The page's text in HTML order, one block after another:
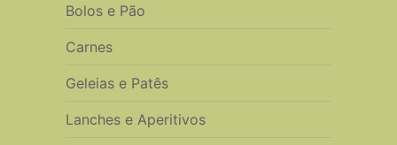
Bolos e Pão
Carnes
Geleias e Patês
Lanches e Aperitivos